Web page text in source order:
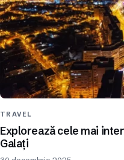
TRAVEL
Explorează cele mai
Galați